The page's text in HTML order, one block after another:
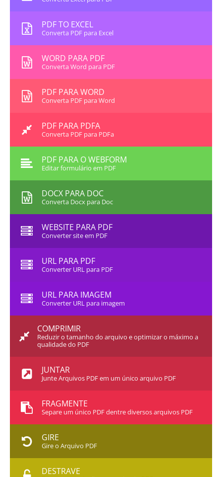
PDF TO EXCEL
Converta PDF para Excel
WORD PARA PDF
Converta Word para PDF
PDF PARA WORD
Converta PDF para Word
PDF PARA PDFA
Converta PDF para PDFa
PDF PARA O WEBFORM
Editar formulário em PDF
DOCX PARA DOC
Converta Docx para Doc
WEBSITE PARA PDF
Converter site em PDF
URL PARA PDF
Converter URL para PDF
URL PARA IMAGEM
Converter URL para imagem
COMPRIMIR
Reduzir o tamanho do arquivo e optimizar o máximo a
qualidade do PDF
JUNTAR
Junte Arquivos PDF em um único arquivo PDF
FRAGMENTE
Separe um único PDF dentre diversos arquivos PDF
GIRE
Gire o Arquivo PDF
DESTRAVE